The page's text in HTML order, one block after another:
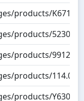
products/K671-
products/
products/
products/
products/